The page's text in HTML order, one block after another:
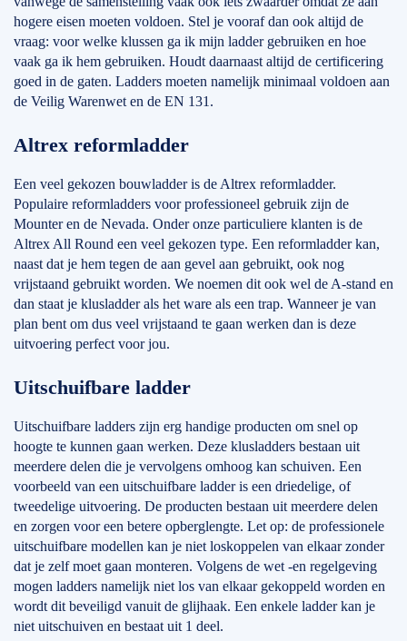
hogere eisen moeten voldoen. Stel je vooraf dan ook altijd de
vraag: voor welke klussen ga ik mijn ladder gebruiken en hoe
vaak ga ik hem gebruiken. Houdt daarnaast altijd de certificering
goed in de gaten. Ladders moeten namelijk minimaal voldoen aan
de Veilig Warenwet en de EN 131.
Altrex reformladder
Een veel gekozen bouwladder is de Altrex reformladder.
Populaire reformladders voor professioneel gebruik zijn de
Mounter en de Nevada. Onder onze particuliere klanten is de
Altrex All Round een veel gekozen type. Een reformladder kan,
naast dat je hem tegen de aan gevel aan gebruikt, ook nog
vrijstaand gebruikt worden. We noemen dit ook wel de A-stand en
dan staat je klusladder als het ware als een trap. Wanneer je van
plan bent om dus veel vrijstaand te gaan werken dan is deze
uitvoering perfect voor jou.
Uitschuifbare ladder
Uitschuifbare ladders zijn erg handige producten om snel op
hoogte te kunnen gaan werken. Deze klusladders bestaan uit
meerdere delen die je vervolgens omhoog kan schuiven. Een
voorbeeld van een uitschuifbare ladder is een driedelige, of
tweedelige uitvoering. De producten bestaan uit meerdere delen
en zorgen voor een betere opberglengte. Let op: de professionele
uitschuifbare modellen kan je niet loskoppelen van elkaar zonder
dat je zelf moet gaan monteren. Volgens de wet -en regelgeving
mogen ladders namelijk niet los van elkaar gekoppeld worden en
wordt dit beveiligd vanuit de glijhaak. Een enkele ladder kan je
niet uitschuiven en bestaat uit 1 deel.